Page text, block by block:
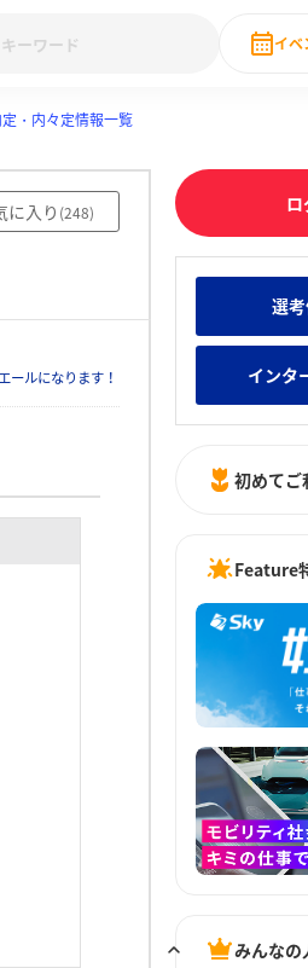
みんなの新卒就職人気企業ランキング
イベ
・内々定情報一覧
に入り (248)
ールになります！
選
インタ
初めてご
Feature
みんなの